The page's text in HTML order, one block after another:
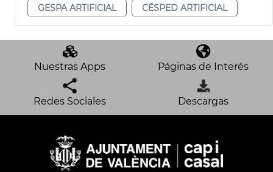
GESPA ARTIFICIAL
CÉSPED ARTIFICIAL
Nuestras Apps Páginas de Interés
Redes Sociales Descargas